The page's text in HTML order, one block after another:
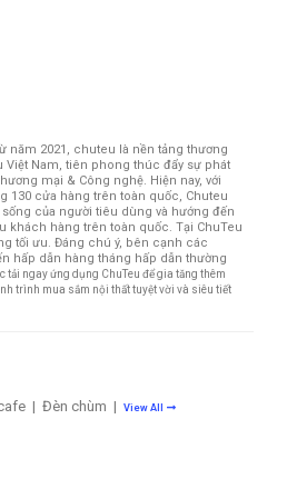
năm 2021, chuteu là nền tảng thương
Việt Nam, tiên phong thúc đẩy sự phát
mại & Công nghệ. Hiện nay, với
130 cửa hàng trên toàn quốc, Chuteu
của người tiêu dùng và hướng đến
khách hàng trên toàn quốc. Tại ChuTeu
tối ưu. Đáng chú ý, bên cạnh các
hấp dẫn hàng tháng hấp dẫn thường
tải ngay ứng dụng ChuTeu để gia tăng thêm
trình mua sắm nội thất tuyệt vời và siêu tiết
| Đèn chùm | View All